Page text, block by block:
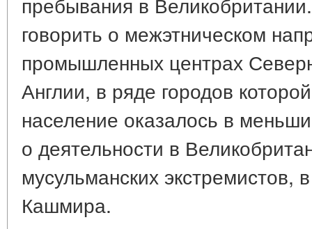
говорить о межэтническом
промышленных центрах
Англии, в ряде городов
население оказалось в
о деятельности в
мусульманских экстремистов,
Кашмира.